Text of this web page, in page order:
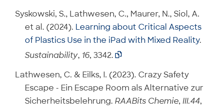
Syskowski, S., Lathwesen, C., Maurer, N., Siol, A.
et al. (2024). Learning about Critical Aspects
of Plastics Use in the iPad with Mixed Reality.
Sustainability, 16, 3342. 
Lathwesen, C. & Eilks, I. (2023). Crazy Safety
Escape - Ein Escape Room als Alternative zur
Sicherheitsbelehrung. RAABits Chemie, III.44,